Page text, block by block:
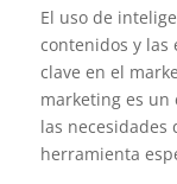
El uso de
contenidos y las
clave en el
marketing es
las
herramienta